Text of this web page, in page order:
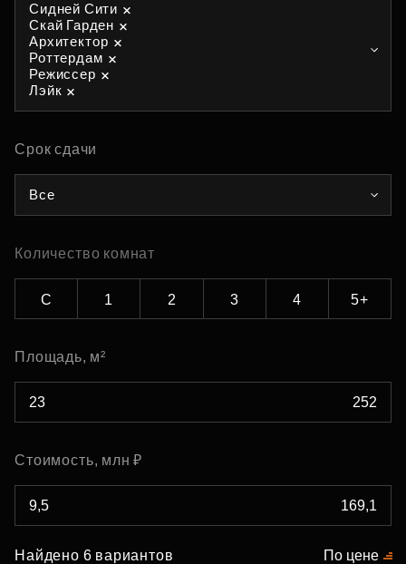
Сидней Сити
Скай Гарден
Архитектор
Роттердам
Режиссер
Лэйк
Срок сдачи
Все
Количество комнат
С 1 2 3 4 5+
Площадь, м²
Стоимость, млн ₽
Найдено 6 вариантов По цене